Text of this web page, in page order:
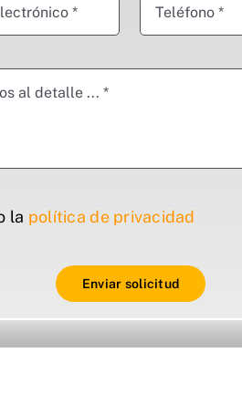
la política de privacidad
Enviar solicitud